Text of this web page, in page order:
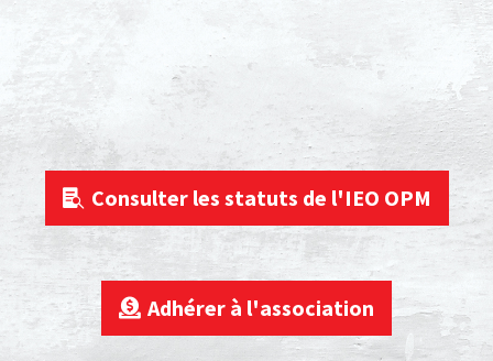
Consulter les statuts de l'IEO OPM
Adhérer à l'association